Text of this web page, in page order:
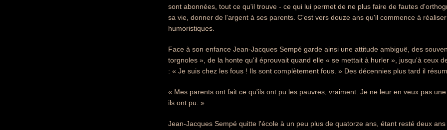
sont abonnées, tout ce qu'il trouve - ce qui lui permet de ne plus faire de fautes
sa vie, donner de l'argent à ses parents. C'est vers douze ans qu'il commence à
humoristiques.
Face à son enfance Jean-Jacques Sempé garde ainsi une attitude ambiguë, des
torgnoles », de la honte qu'il éprouvait quand elle « se mettait à hurler », jusqu'à ceux
: « Je suis chez les fous ! Ils sont complètement fous. » Des décennies plus tard il
« Mes parents ont fait ce qu'ils ont pu les pauvres, vraiment. Je ne leur en veux pas
ils ont pu. »
Jean-Jacques Sempé quitte l'école à un peu plus de quatorze ans, étant resté deux